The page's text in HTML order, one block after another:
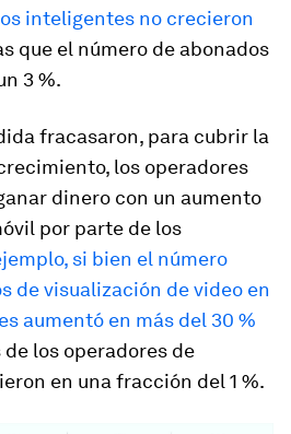
inteligentes no crecieron
que el número de abonados
3 %.
fracasaron, para cubrir la
los operadores
dinero con un aumento
por parte de los
si bien el número
de visualización de video en
aumentó en más del 30 %
de los operadores de
en una fracción del 1 %.